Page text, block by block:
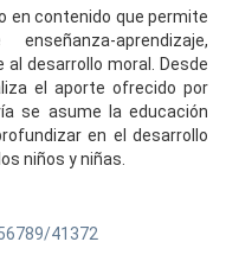
en contenido que permite
aprendizaje,
desarrollo moral. Desde
el aporte ofrecido por
se asume la educación
en el desarrollo
niños y niñas.
41372